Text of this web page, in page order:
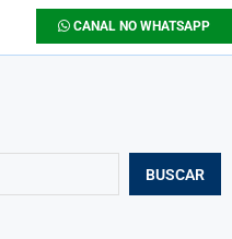
CANAL NO WHATSAPP
BUSCAR